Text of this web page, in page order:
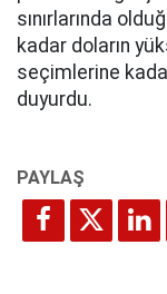
sınırlarında
kadar doların
seçimlerine
duyurdu.